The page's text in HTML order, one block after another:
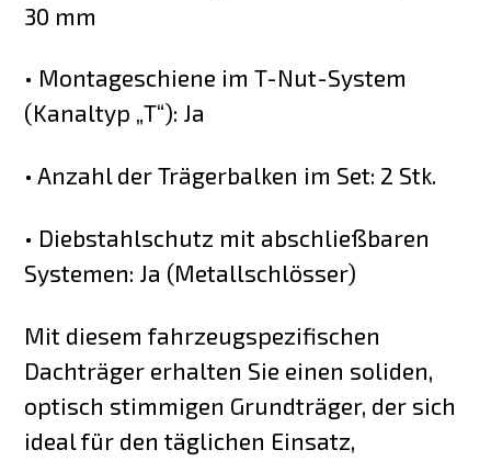
30 mm
• Montageschiene im T-Nut-System
(Kanaltyp „T“): Ja
• Anzahl der Trägerbalken im Set: 2 Stk.
• Diebstahlschutz mit abschließbaren
Systemen: Ja (Metallschlösser)
Mit diesem fahrzeugspezifischen
Dachträger erhalten Sie einen soliden,
optisch stimmigen Grundträger, der sich
ideal für den täglichen Einsatz,